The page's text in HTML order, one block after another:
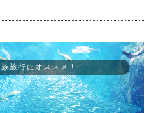
旅行にオススメ！